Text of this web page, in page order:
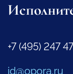
+7 (495) 247
id@opora.ru